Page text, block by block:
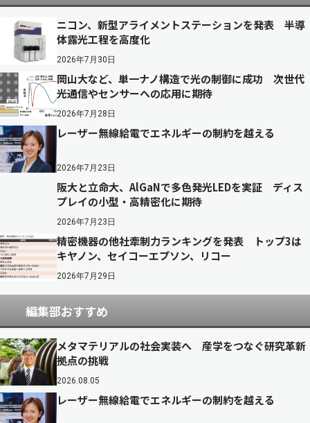
ニコン、新型アライメントステーションを発表 半導
体露光工程を高度化
2026年7月30日
岡山大など、単一ナノ構造で光の制御に成功 次世代
光通信やセンサーへの応用に期待
2026年7月28日
レーザー無線給電でエネルギーの制約を越える
2026年7月23日
阪大と立命大、AlGaNで多色発光LEDを実証 ディス
プレイの小型・高精密化に期待
2026年7月23日
精密機器の他社牽制力ランキングを発表 トップ3は
キヤノン、セイコーエプソン、リコー
2026年7月29日
編集部おすすめ
メタマテリアルの社会実装へ 産学をつなぐ研究革新
拠点の挑戦
2026.08.05
レーザー無線給電でエネルギーの制約を越える